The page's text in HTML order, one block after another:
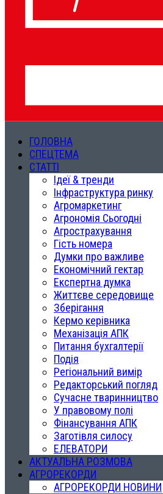
ГОЛОВНА
СПЕЦТЕМА
СТАТТІ
Ідеї & тренди
Інфраструктура ринку
Агромаркетинг
Агрономія Сьогодні
Агрострахування
Гість номера
Думки про важливе
Економічний гектар
Експертна думка
Життєве середовище
Зберігання
Кермо керівника
Механізація АПК
Питання бухгалтерії
Подія
Регіональний вимір
Редакторський погляд
Сучасне тваринництво
У правовому полі
Фінансування АПК
Заготівля силосу
ЕЛЕВАТОРИ
АКТУАЛЬНА РОЗМОВА
АГРОРЕКОРДИ
АГРОРЕКОРДИ НОВИНИ